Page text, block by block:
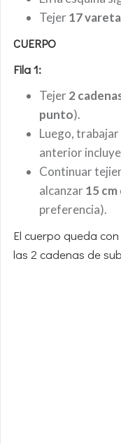
Tejer17
CUERPO
Fila 1:
Tejer2
punto).
Luego, trabajar
anterior
Continuar
alcanzar15
preferencia).
El cuerpo queda
las 2 cadenas de